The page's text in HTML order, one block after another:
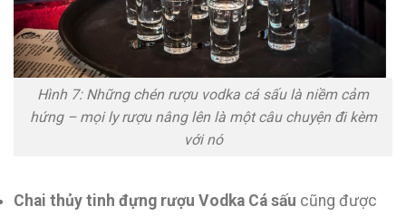
Hình 7: Những chén rượu vodka cá sấu là niềm cảm
hứng – mọi ly rượu nâng lên là một câu chuyện đi kèm
với nó
Chai thủy tinh đựng rượu Vodka Cá sấu cũng được